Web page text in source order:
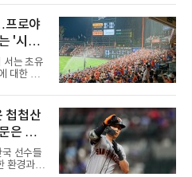
스팅 도
니 쇼헤
것과 달
레로 주
있다.토
약 기간
는 메이
약을 체
래를 전
프로야
'시대
서는 초유
대한 근
그의 지속
나 많은
경기를
런데 경
하냐는
가치를 경
들의 연봉
첩첩산
은 무
선수들
환경과 현